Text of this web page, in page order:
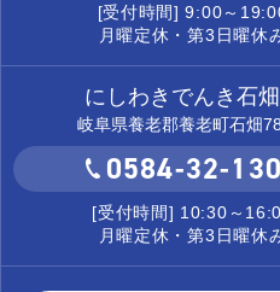
[受付時間] 9:00～
月曜定休・第3日曜休
にしわきでんき石
岐阜県養老郡養老町石畑
0584-32-
[受付時間] 10:30～
月曜定休・第3日曜休